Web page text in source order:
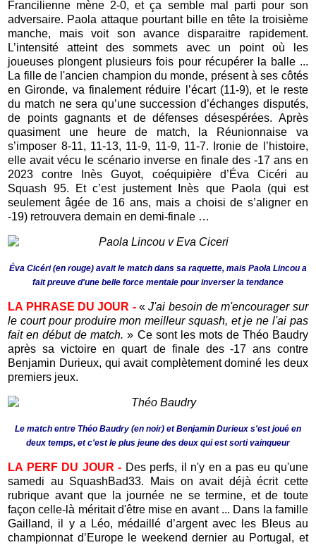
Francilienne mène 2-0, et ça semble mal parti pour son
adversaire. Paola attaque pourtant bille en tête la troisième
manche, mais voit son avance disparaitre rapidement.
L’intensité atteint des sommets avec un point où les
joueuses plongent plusieurs fois pour récupérer la balle ...
La fille de l'ancien champion du monde, présent à ses côtés
en Gironde, va finalement réduire l’écart (11-9), et le reste
du match ne sera qu’une succession d’échanges disputés,
de points gagnants et de défenses désespérées. Après
quasiment une heure de match, la Réunionnaise va
s’imposer 8-11, 11-13, 11-9, 11-9, 11-7. Ironie de l’histoire,
elle avait vécu le scénario inverse en finale des -17 ans en
2023 contre Inès Guyot, coéquipière d’Éva Cicéri au
Squash 95. Et c’est justement Inès que Paola (qui est
seulement âgée de 16 ans, mais a choisi de s’aligner en
-19) retrouvera demain en demi-finale …
Éva Cicéri (en rouge) avait le match dans sa raquette, mais Paola Lincou a
fait preuve d'une belle force mentale pour inverser la tendance
LA PHRASE DU JOUR - «J'ai besoin de m'encourager sur
le court pour produire mon meilleur squash, et je ne l'ai pas
fait en début de match.» Ce sont les mots de Théo Baudry
après sa victoire en quart de finale des -17 ans contre
Benjamin Durieux, qui avait complètement dominé les deux
premiers jeux.
Le match entre Théo Baudry (en noir) et Benjamin Durieux s'est joué en
deux temps, et c'est le plus jeune des deux qui est sorti vainqueur
LA PERF DU JOUR - Des perfs, il n'y en a pas eu qu'une
samedi au SquashBad33. Mais on avait déjà écrit cette
rubrique avant que la journée ne se termine, et de toute
façon celle-là méritait d'être mise en avant ... Dans la famille
Gailland, il y a Léo, médaillé d’argent avec les Bleus au
championnat d’Europe le weekend dernier au Portugal, et